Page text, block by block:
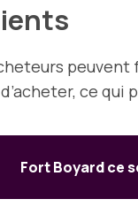
ce qui
Fort Boyard ce